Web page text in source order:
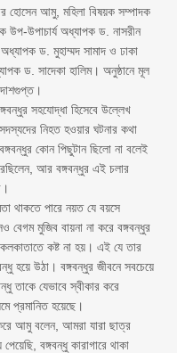
হোসেন আমু, মহিলা বিষয়ক সম্পাদক
উপ-উপাচার্য অধ্যাপক ড. নাসরীন
ড. মুহাম্মদ সামাদ ও ঢাকা
ড. সাদেকা হালিম। অনুষ্ঠানে মূল
সহযোদ্ধা হিসেবে উল্লেখ
নিহত হওয়ার ঘটনার কথা
কোন পিছুটান ছিলো না বলেই
আর বঙ্গবন্ধুর এই চলার
থাকতে পারে নয়ত যে বয়সে
বেগম মুজিব বায়না না করে বঙ্গবন্ধুর
কষ্ট না হয়। এই যে তার
হয়ে উঠা। বঙ্গবন্ধুর জীবনে সবচেয়ে
তাকে যেভাবে স্বীকার করে
প্রমানিত হয়েছে।
আমু বলেন, আমরা যারা ছাত্র
বঙ্গবন্ধু কারাগারে থাকা